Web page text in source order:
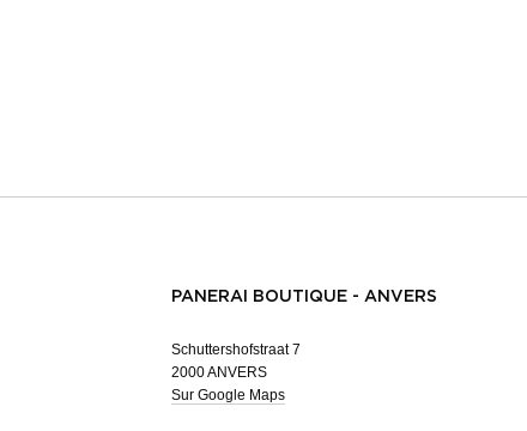
PANERAI BOUTIQUE - ANVERS
Schuttershofstraat 7
2000 ANVERS
Sur Google Maps